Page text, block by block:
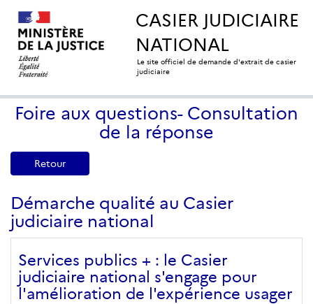
CASIER JUDICIAIRE
NATIONAL
Le site officiel de demande d'extrait de casier
judiciaire
Foire aux questions- Consultation
de la réponse
Retour
Démarche qualité au Casier
judiciaire national
Services publics + : le Casier
judiciaire national s'engage pour
l'amélioration de l'expérience usager